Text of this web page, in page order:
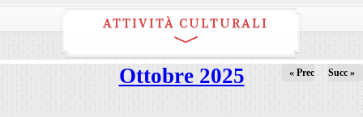
ATTIVITÀ CULTURALI
Ottobre 2025 « Prec Succ »